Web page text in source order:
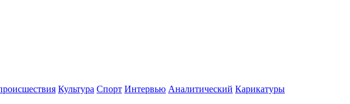
Культура Спорт Интервью Аналитический Карикатуры